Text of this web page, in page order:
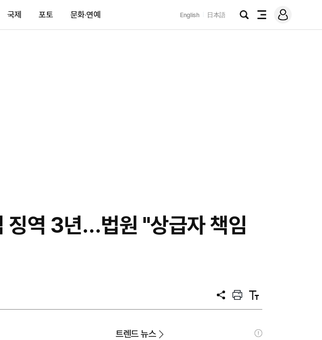
국제 포토 문화·연예 English 日本語
검
전
메
그
징역 3년…법원 "상급자 책임
공
프
트
텍
트
트렌드 뉴스